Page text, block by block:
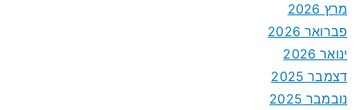
מרץ 2026
פברואר 2026
ינואר 2026
דצמבר 2025
נובמבר 2025